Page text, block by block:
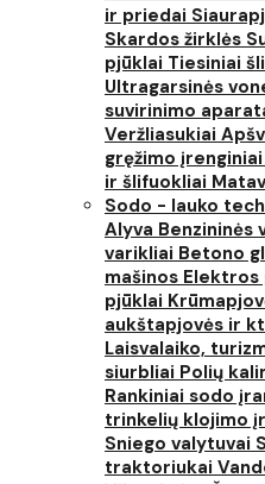
ir priedai
Skardos žirklės
pjūklai Tiesiniai
Ultragarsinės
suvirinimo
Veržliasukiai
gręžimo įrenginiai
ir šlifuokliai
Sodo - lauko
Alyva Benzininės
varikliai Betono
mašinos
pjūklai
aukštapjovės ir
Laisvalaiko,
siurbliai Polių
Rankiniai sodo
trinkelių klojimo
Sniego valytuvai
traktoriukai